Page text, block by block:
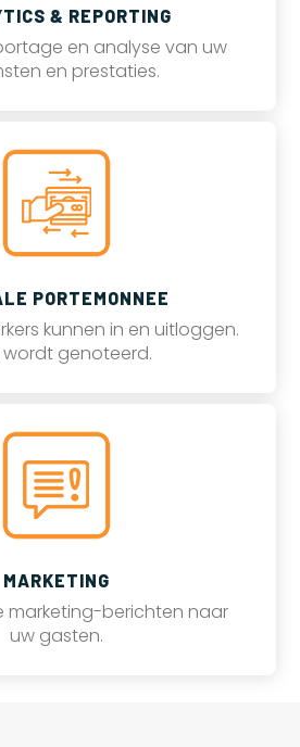
& REPORTING
en analyse van uw
en prestaties.
PORTEMONNEE
kunnen in en uitloggen.
wordt genoteerd.
MARKETING
marketing-berichten naar
uw gasten.